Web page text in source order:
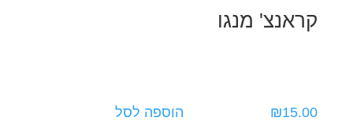
קראנצ' מנגו
₪15.00
הוספה לסל